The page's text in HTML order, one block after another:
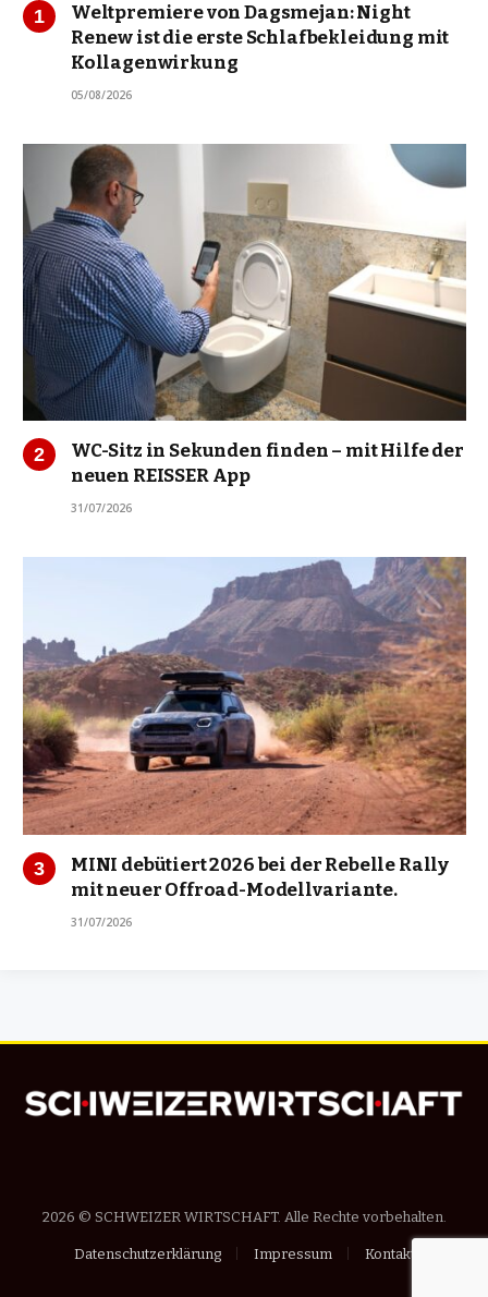
Weltpremiere von Dagsmejan: Night
Renew ist die erste Schlafbekleidung mit
Kollagenwirkung
05/08/2026
WC-Sitz in Sekunden finden – mit Hilfe der
neuen REISSER App
31/07/2026
MINI debütiert 2026 bei der Rebelle Rally
mit neuer Offroad-Modellvariante.
31/07/2026
2026 © SCHWEIZER WIRTSCHAFT. Alle Rechte vorbehalten.
Datenschutzerklärung Impressum Kontakt